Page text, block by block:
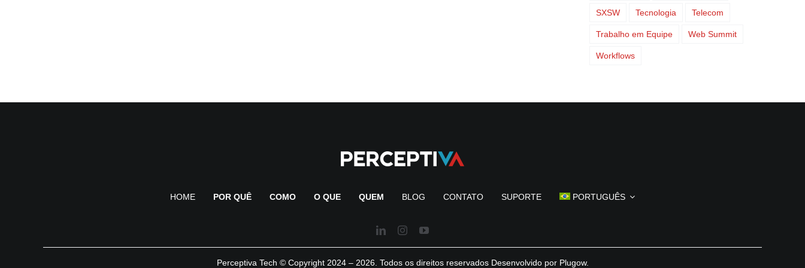
SXSW Tecnologia Telecom
Trabalho em Equipe Web Summit
Workflows
HOME POR QUÊ COMO O QUE QUEM BLOG CONTATO SUPORTE PORTUGUÊS
Perceptiva Tech © Copyright 2024 – 2026. Todos os direitos reservados Desenvolvido por Plugow.